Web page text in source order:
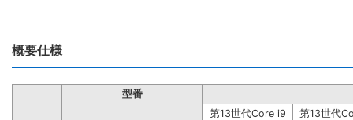
概要仕様
型番
第13世代Core i9
第13世代